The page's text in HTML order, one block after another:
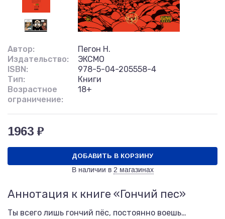
Автор:
Пегон Н.
Издательство:
ЭКСМО
ISBN:
978-5-04-205558-4
Тип:
Книги
Возрастное
ограничение:
18+
1963 ₽
ДОБАВИТЬ В КОРЗИНУ
В наличии в 2 магазинах
Аннотация к книге «Гончий пес»
Ты всего лишь гончий пёс, постоянно воешь…